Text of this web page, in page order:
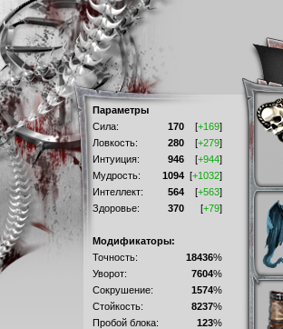
Параметры
Сила:
170 [+169]
Ловкость:
280 [+279]
Интуиция:
946 [+944]
Мудрость:
1094 [+1032]
Интеллект:
564 [+563]
Здоровье:
370 [+79]
Модификаторы:
Точность:
18436%
Уворот:
7604%
Сокрушение:
1574%
Стойкость:
8237%
Пробой блока:
123%